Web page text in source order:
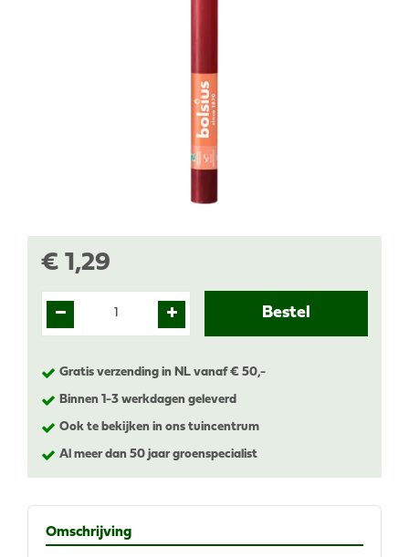
€ 1 ,29
Gratis verzending in NL vanaf € 50,-
Binnen 1-3 werkdagen geleverd
Ook te bekijken in ons tuincentrum
Al meer dan 50 jaar groenspecialist
Omschrijving